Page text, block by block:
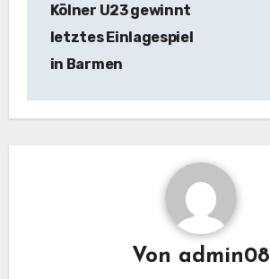
Kölner U23 gewinnt
letztes Einlagespiel
in Barmen
Von admin08